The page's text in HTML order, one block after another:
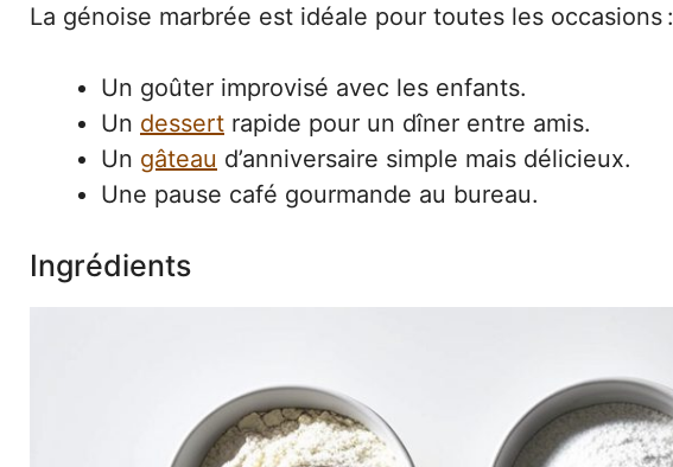
La génoise marbrée est idéale pour toutes les occasions :
Un goûter improvisé avec les enfants.
Un dessert rapide pour un dîner entre amis.
Un gâteau d’anniversaire simple mais délicieux.
Une pause café gourmande au bureau.
Ingrédients